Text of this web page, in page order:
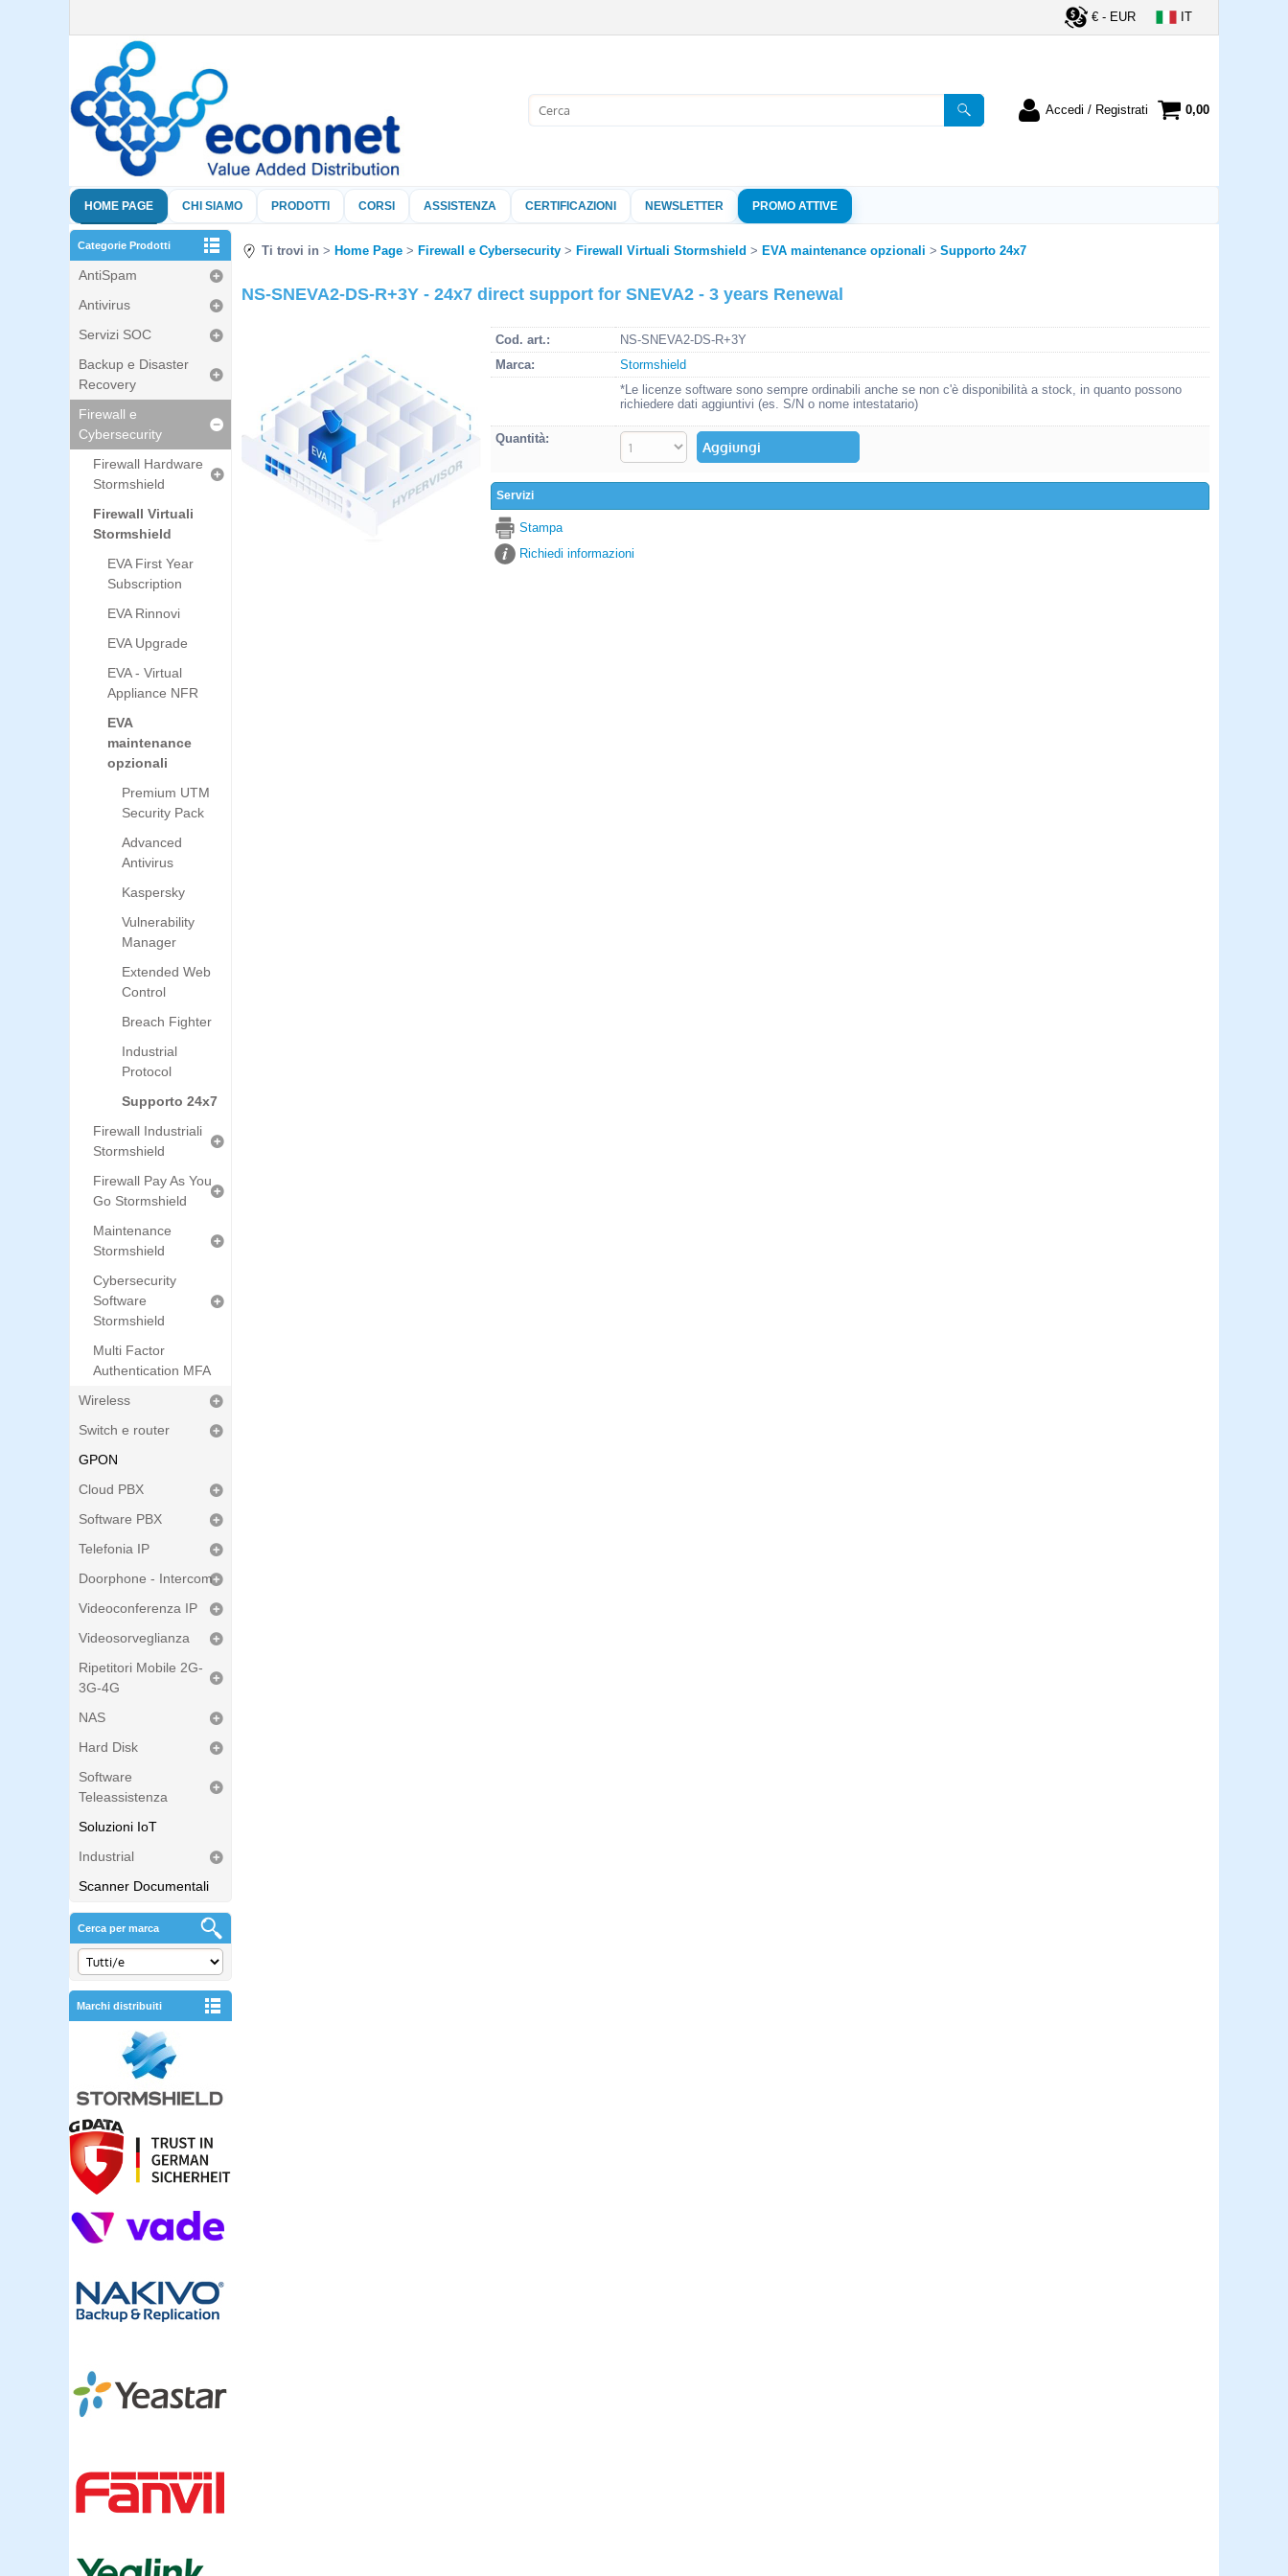
€ - EUR IT
Accedi / Registrati
nome utente e la password e poi
clicca sul pulsante "Accedi"
Nome utente:
Password:
Hai perso la password?
0,00
HOME PAGE CHI SIAMO PRODOTTI CORSI ASSISTENZA CERTIFICAZIONI NEWSLETTER PROMO ATTIVE
Categorie Prodotti
AntiSpam
Antivirus
Servizi SOC
Backup e Disaster
Recovery
Firewall e
Cybersecurity
Firewall Hardware
Stormshield
Firewall Virtuali
Stormshield
EVA First Year
Subscription
EVA Rinnovi
EVA Upgrade
EVA - Virtual
Appliance NFR
EVA
maintenance
opzionali
Premium UTM
Security Pack
Advanced
Antivirus
Kaspersky
Vulnerability
Manager
Extended Web
Control
Breach Fighter
Industrial
Protocol
Supporto 24x7
Firewall Industriali
Stormshield
Firewall Pay As You
Go Stormshield
Maintenance
Stormshield
Cybersecurity
Software
Stormshield
Multi Factor
Authentication MFA
Wireless
Switch e router
GPON
Cloud PBX
Software PBX
Telefonia IP
Doorphone - Intercom
Videoconferenza IP
Videosorveglianza
Ripetitori Mobile 2G-
3G-4G
NAS
Hard Disk
Software
Teleassistenza
Soluzioni IoT
Industrial
Scanner Documentali
Cerca per marca
Marchi distribuiti
Ti trovi in Home Page Firewall e Cybersecurity Firewall Virtuali Stormshield EVA maintenance opzionali Supporto 24x7
NS-SNEVA2-DS-R+3Y - 24x7 direct support for SNEVA2 - 3 years Renewal
Cod. art.:
NS-SNEVA2-DS-R+3Y
Marca:
Stormshield
*Le licenze software sono sempre ordinabili anche se non c'è disponibilità a stock, in quanto possono
richiedere dati aggiuntivi (es. S/N o nome intestatario)
Quantità:
Servizi
Stampa
Richiedi informazioni